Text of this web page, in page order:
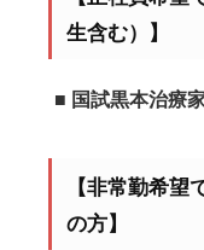
生含む）】
■ 国試黒本治療
【非常勤希
の方】